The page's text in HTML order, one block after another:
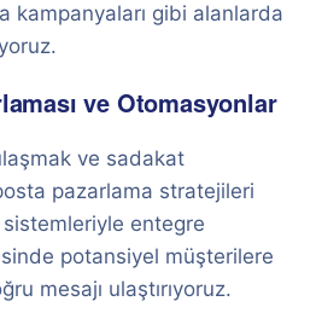
kampanyaları gibi alanlarda
ve Otomasyonlar
ve sadakat
pazarlama stratejileri
entegre
potansiyel müşterilere
mesajı ulaştırıyoruz.